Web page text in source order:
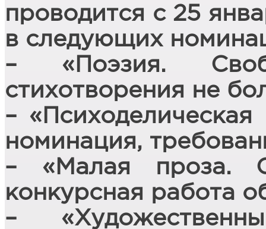
проводится с 25
в следующих
– «Поэзия.
стихотворения не
– «Психоделическая
номинация,
– «Малая проза.
конкурсная работа
–